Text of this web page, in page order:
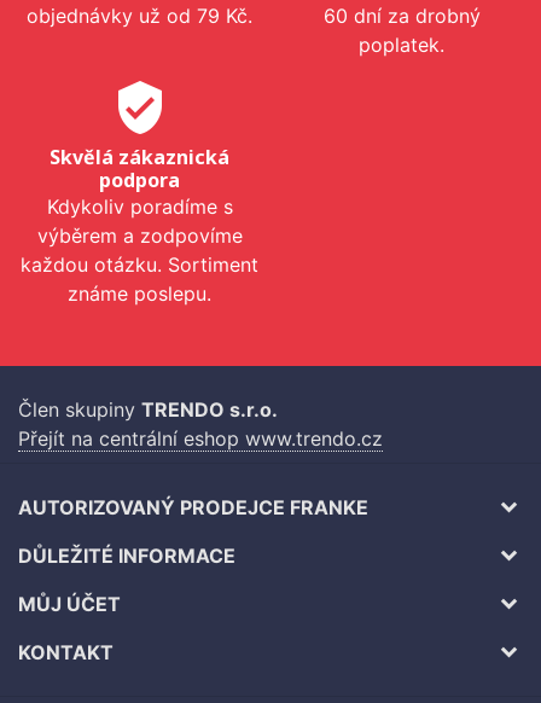
objednávky už od 79 Kč.
60 dní za drobný
poplatek.
verified_user
Skvělá zákaznická
podpora
Kdykoliv poradíme s
výběrem a zodpovíme
každou otázku. Sortiment
známe poslepu.
Člen skupiny TRENDO s.r.o.
Přejít na centrální eshop www.trendo.cz
AUTORIZOVANÝ PRODEJCE FRANKE
DŮLEŽITÉ INFORMACE
MŮJ ÚČET
KONTAKT